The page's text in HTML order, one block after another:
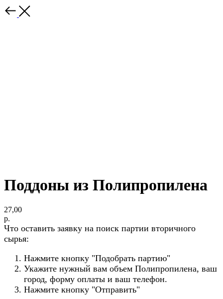
Поддоны из Полипропилена
27,00
р.
Что оставить заявку на поиск партии вторичного
сырья:
Нажмите кнопку "Подобрать партию"
Укажите нужный вам объем Полипропилена, ваш
город, форму оплаты и ваш телефон.
Нажмите кнопку "Отправить"